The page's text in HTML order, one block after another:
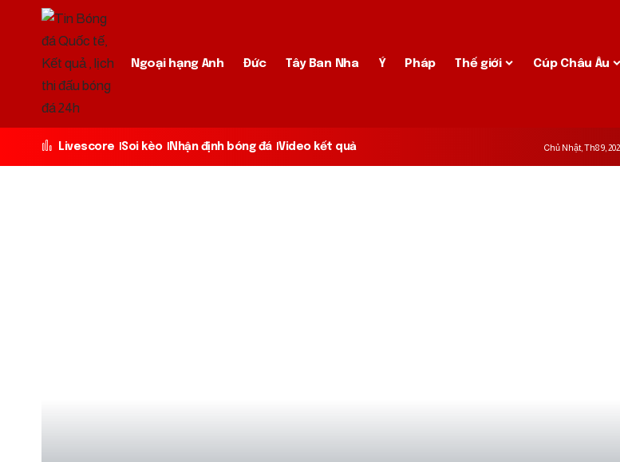
Ngoại hạng Anh Đức Tây Ban Nha Ý Pháp Thế giới Cúp Châu Âu
Livescore Soi kèo Nhận định bóng đá Video kết quả Chủ Nhật, Th8 9,